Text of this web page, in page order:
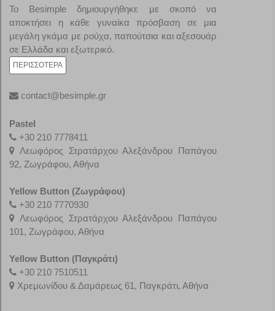
Το Besimple δημιουργήθηκε με σκοπό να
αποκτήσει η κάθε γυναίκα πρόσβαση σε μια
μεγάλη γκάμα με ρούχα, παπούτσια και αξεσουάρ
σε Ελλάδα και εξωτερικό.
ΠΕΡΙΣΣΌΤΕΡΑ
contact@besimple.gr
Pastel
+30 210 7778411
Λεωφόρος Στρατάρχου Αλεξάνδρου Παπάγου
92, Ζωγράφου, Αθήνα
Yellow Button (Ζωγράφου)
+30 210 7770930
Λεωφόρος Στρατάρχου Αλεξάνδρου Παπάγου
101, Ζωγράφου, Αθήνα
Yellow Button (Παγκράτι)
+30 210 7510511
Χρεμωνίδου & Δαμάρεως 61, Παγκράτι, Αθήνα